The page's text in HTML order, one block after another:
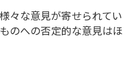
々な意見が寄せられてい
のへの否定的な意見はほ